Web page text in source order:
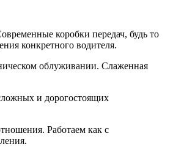
коробки передач, будь то
конкретного водителя.
облуживании. Слаженная
и дорогостоящих
Работаем как с